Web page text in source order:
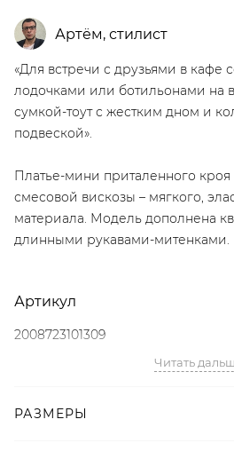
Артём, стилист
«Для встречи с друзьями в кафе
лодочками или ботильонами на
сумкой-тоут с жестким дном и
подвеской».
Платье-мини приталенного
смесовой вискозы – мягкого,
материала. Модель дополнена
длинными рукавами-митенками.
Артикул
2008723101309
– Произведено по
Читать
РАЗМЕРЫ